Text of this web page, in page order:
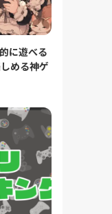
に遊べる
める神ゲ